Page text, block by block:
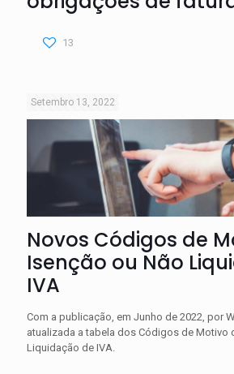
13
Setembro 13, 2022
Novos Códigos de
Isenção ou Não
IVA
Com a publicação, em Junho de 2022, por
atualizada a tabela dos Códigos de Motivo
Liquidação de IVA.